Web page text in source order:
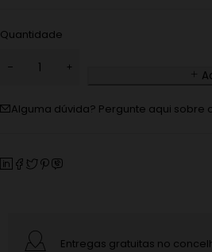
Quantidade
Alguma dúvida? Pergunte aqui sobre
Entregas gratuitas no